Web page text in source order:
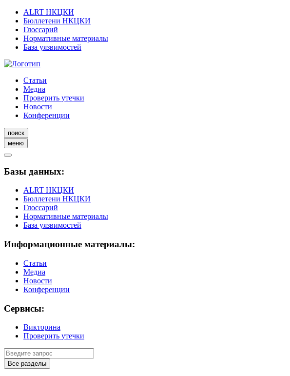
ALRT НКЦКИ
Бюллетени НКЦКИ
Глоссарий
Нормативные материалы
База уязвимостей
Статьи
Медиа
Проверить утечки
Новости
Конференции
поиск
меню
Базы данных:
ALRT НКЦКИ
Бюллетени НКЦКИ
Глоссарий
Нормативные материалы
База уязвимостей
Информационные материалы:
Статьи
Медиа
Новости
Конференции
Сервисы:
Викторина
Проверить утечки
Все разделы